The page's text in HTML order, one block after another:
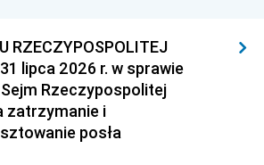
RZECZYPOSPOLITEJ
lipca 2026 r. w sprawie
Rzeczypospolitej
zatrzymanie i
posła